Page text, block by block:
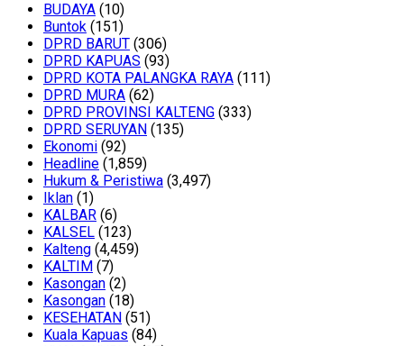
BUDAYA (10)
Buntok (151)
DPRD BARUT (306)
DPRD KAPUAS (93)
DPRD KOTA PALANGKA RAYA (111)
DPRD MURA (62)
DPRD PROVINSI KALTENG (333)
DPRD SERUYAN (135)
Ekonomi (92)
Headline (1,859)
Hukum & Peristiwa (3,497)
Iklan (1)
KALBAR (6)
KALSEL (123)
Kalteng (4,459)
KALTIM (7)
Kasongan (2)
Kasongan (18)
KESEHATAN (51)
Kuala Kapuas (84)